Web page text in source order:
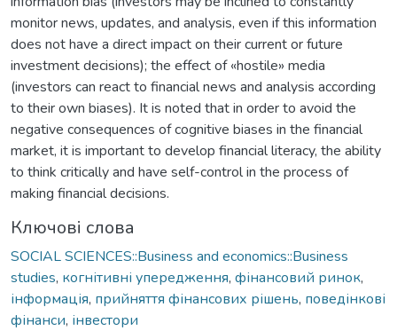
monitor news, updates, and analysis, even if this information
does not have a direct impact on their current or future
investment decisions); the effect of «hostile» media
(investors can react to financial news and analysis according
to their own biases). It is noted that in order to avoid the
negative consequences of cognitive biases in the financial
market, it is important to develop financial literacy, the ability
to think critically and have self-control in the process of
making financial decisions.
Ключові слова
SOCIAL SCIENCES::Business and economics::Business
studies, когнітивні упередження, фінансовий ринок,
інформація, прийняття фінансових рішень, поведінкові
фінанси, інвестори